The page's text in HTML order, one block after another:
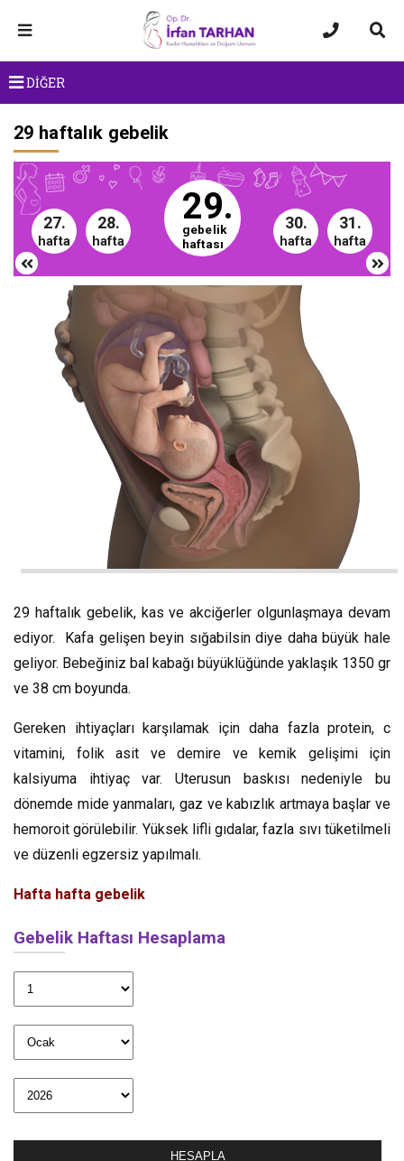
DİĞER
29 haftalık gebelik
29.
gebelik
haftası
27.
hafta
28.
hafta
30.
hafta
31.
hafta
29 haftalık gebelik, kas ve akciğerler olgunlaşmaya devam
ediyor. Kafa gelişen beyin sığabilsin diye daha büyük hale
geliyor. Bebeğiniz bal kabağı büyüklüğünde yaklaşık 1350 gr
ve 38 cm boyunda.
Gereken ihtiyaçları karşılamak için daha fazla protein, c
vitamini, folik asit ve demire ve kemik gelişimi için
kalsiyuma ihtiyaç var. Uterusun baskısı nedeniyle bu
dönemde mide yanmaları, gaz ve kabızlık artmaya başlar ve
hemoroit görülebilir. Yüksek lifli gıdalar, fazla sıvı tüketilmeli
ve düzenli egzersiz yapılmalı.
Hafta hafta gebelik
Gebelik Haftası Hesaplama
HESAPLA